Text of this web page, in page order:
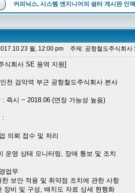
커피닉스, 시스템 엔지니어의 쉼터 게시판 인
월, 12:00 pm 주제: 공항철도주식회사
식회사 SE 용역 지원]
천 검악역 부근 공항철도주식회사 본사
: 즉시 ~ 2018.06 (연장 가능성 높음)
:
의뢰 접수 및 처리
운영 상태 모니터링, 장애 통보 및 조치
업무
한 보안 적용 및 취약점 조치에 관한 사항
장비 및 구성, 배치도 자료 상세 현행화